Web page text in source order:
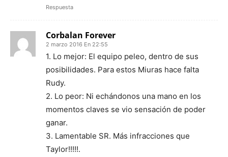
Respuesta
Corbalan Forever
2 marzo 2016 En 22:55
1. Lo mejor: El equipo peleo, dentro de sus
posibilidades. Para estos Miuras hace falta
Rudy.
2. Lo peor: Ni echándonos una mano en los
momentos claves se vio sensación de poder
ganar.
3. Lamentable SR. Más infracciones que
Taylor!!!!!.